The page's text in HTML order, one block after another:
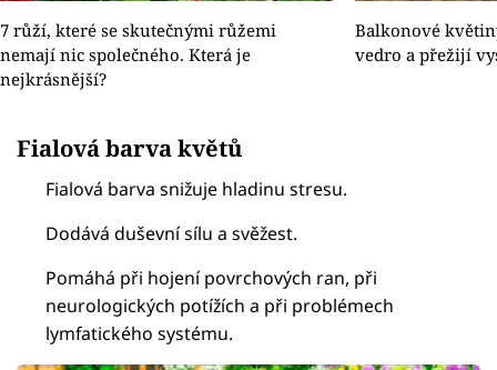
7 růží, které se skutečnými růžemi
nemají nic společného. Která je
nejkrásnější?
Balkonové
vedro a přežijí
Fialová barva květů
Fialová barva snižuje hladinu stresu.
Dodává duševní sílu a svěžest.
Pomáhá při hojení povrchových ran, při
neurologických potížích a při problémech
lymfatického systému.